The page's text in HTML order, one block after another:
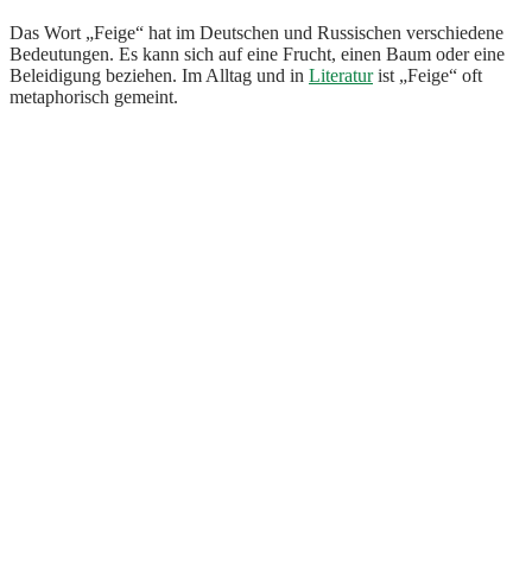
Das Wort „Feige“ hat im Deutschen und Russischen verschiedene
Bedeutungen. Es kann sich auf eine Frucht, einen Baum oder eine
Beleidigung beziehen. Im Alltag und in Literaturist „Feige“ oft
metaphorisch gemeint.